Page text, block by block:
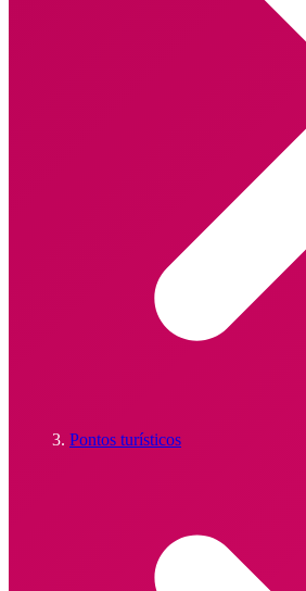
Pontos turísticos